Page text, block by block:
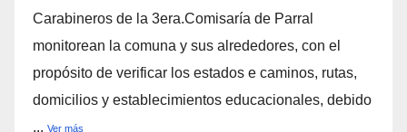
Carabineros de la 3era.Comisaría de Parral
monitorean la comuna y sus alrededores, con el
propósito de verificar los estados e caminos, rutas,
domicilios y establecimientos educacionales, debido
... Ver más